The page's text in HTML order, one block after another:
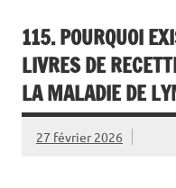
115. POURQUOI
LIVRES DE
LA MALADIE DE
27 février 2026